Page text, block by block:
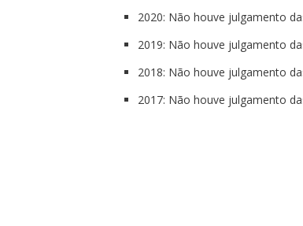
2020: Não houve julgamento
2019: Não houve julgamento
2018: Não houve julgamento
2017: Não houve julgamento